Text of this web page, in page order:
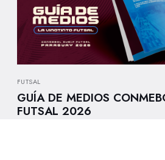
FUTSAL
GUÍA DE MEDIOS
FUTSAL 2026